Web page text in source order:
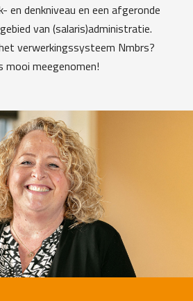
en denkniveau en een afgeronde
van (salaris)administratie.
verwerkingssysteem Nmbrs?
mooi meegenomen!